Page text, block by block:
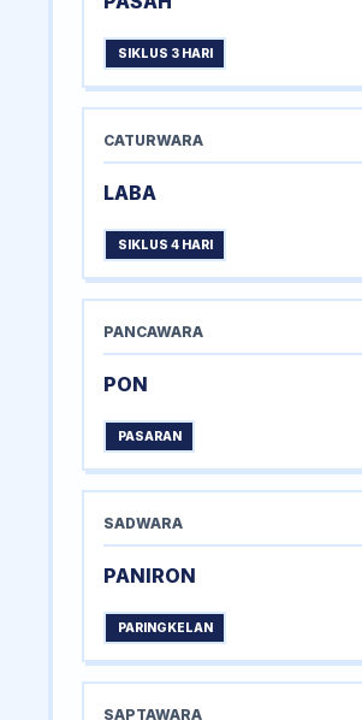
SIKLUS 3 HARI
CATURWARA
LABA
SIKLUS 4 HARI
PANCAWARA
PON
PASARAN
SADWARA
PANIRON
PARINGKELAN
SAPTAWARA